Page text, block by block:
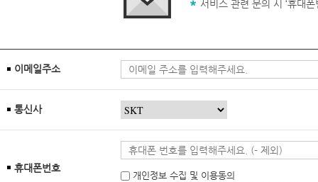
서비스 관련 문의 시 ‘휴대
이메일주소
통신사
휴대폰번호
개인정보 수집 및 이용동의